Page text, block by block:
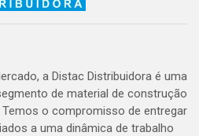
a Distac Distribuidora é uma
de material de construção
o compromisso de entregar
a uma dinâmica de trabalho